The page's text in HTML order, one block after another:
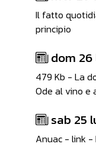
Il fatto
principio
dom 26
479 Kb - La
Ode al vino e
sab 25
Anuac - link -